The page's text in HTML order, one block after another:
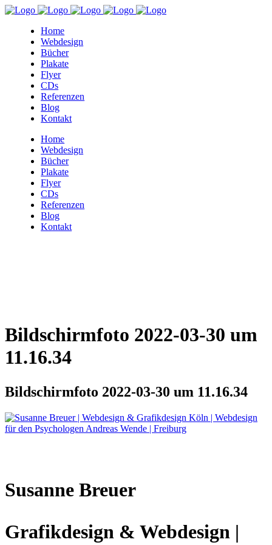
Home
Webdesign
Bücher
Plakate
Flyer
CDs
Referenzen
Blog
Kontakt
Home
Webdesign
Bücher
Plakate
Flyer
CDs
Referenzen
Blog
Kontakt
Bildschirmfoto 2022-03-30 um
11.16.34
Bildschirmfoto 2022-03-30 um 11.16.34
Susanne Breuer
Grafikdesign & Webdesign |